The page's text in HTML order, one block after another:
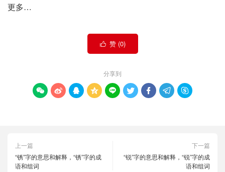
更多…
 赞 (0)
分享到
        
上一篇
“锈”字的意思和解释，“锈”字的成
语和组词
下一篇
“锐”字的意思和解释，“锐”字的成
语和组词